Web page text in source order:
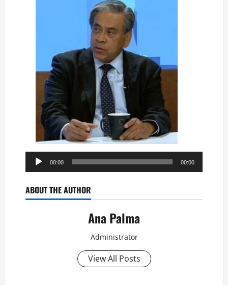
Reproductor
de
00:00 00:00
ABOUT THE AUTHOR
Ana Palma
Administrator
View All Posts